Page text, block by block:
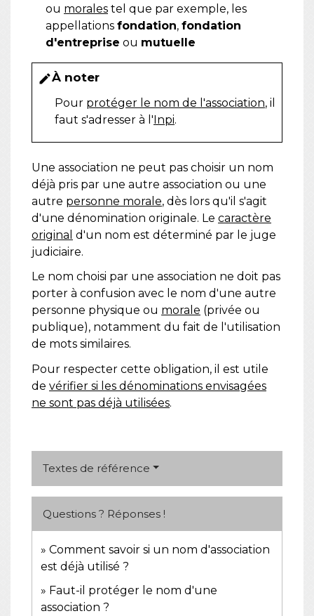
ou morales tel que par exemple, les
appellations fondation, fondation
d'entreprise ou mutuelle
editÀ noter
Pour protéger le nom de l'association, il
faut s'adresser à l'Inpi.
Une association ne peut pas choisir un nom
déjà pris par une autre association ou une
autre personne morale, dès lors qu'il s'agit
d'une dénomination originale. Le caractère
original d'un nom est déterminé par le juge
judiciaire.
Le nom choisi par une association ne doit pas
porter à confusion avec le nom d'une autre
personne physique ou morale (privée ou
publique), notamment du fait de l'utilisation
de mots similaires.
Pour respecter cette obligation, il est utile
de vérifier si les dénominations envisagées
ne sont pas déjà utilisées.
Textes de référence
Questions ? Réponses !
Comment savoir si un nom d'association
est déjà utilisé ?
Faut-il protéger le nom d'une
association ?